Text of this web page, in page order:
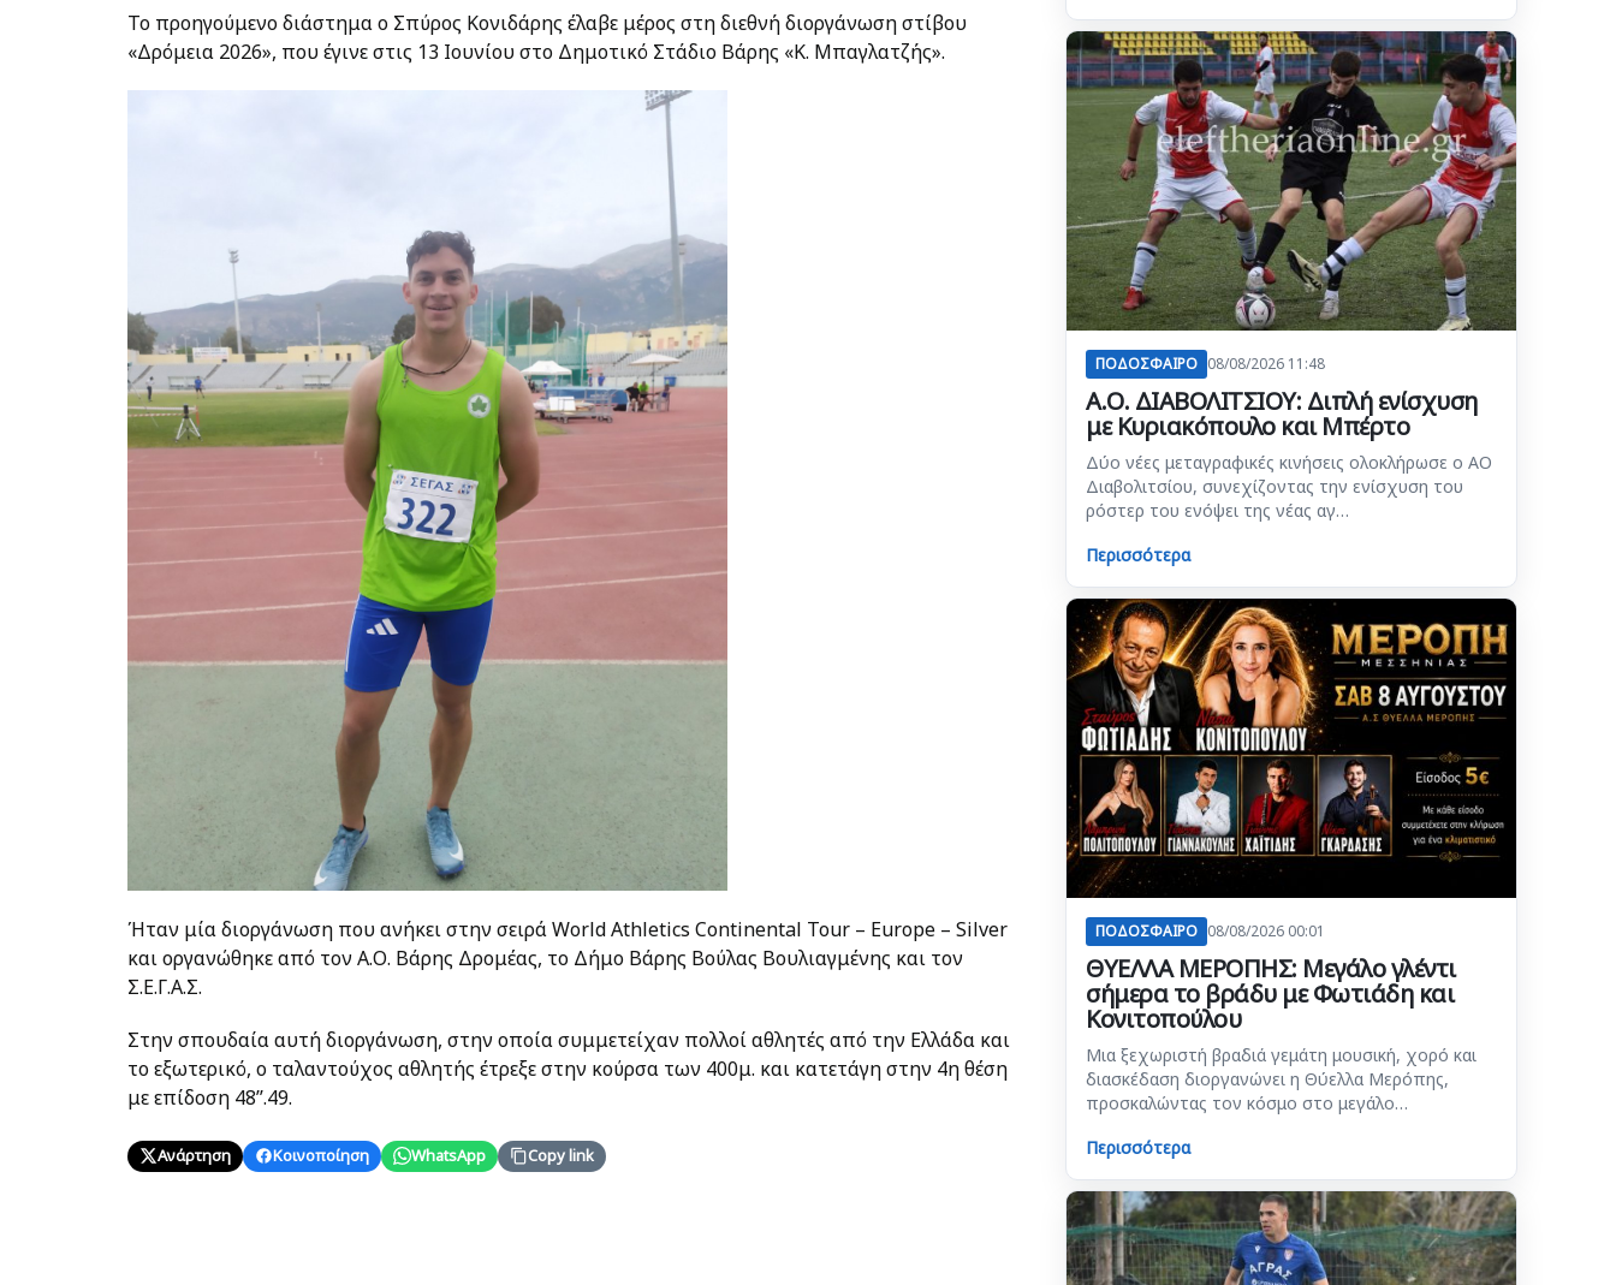
Το προηγούμενο διάστημα ο Σπύρος Κονιδάρης έλαβε μέρος στη διεθνή διοργάνωση στίβου
«Δρόμεια 2026», που έγινε στις 13 Ιουνίου στο Δημοτικό Στάδιο Βάρης «Κ. Μπαγλατζής».
Ήταν μία διοργάνωση που ανήκει στην σειρά World Athletics Continental Tour – Europe – Silver
και οργανώθηκε από τον Α.Ο. Βάρης Δρομέας, το Δήμο Βάρης Βούλας Βουλιαγμένης και τον
Σ.Ε.Γ.Α.Σ.
Στην σπουδαία αυτή διοργάνωση, στην οποία συμμετείχαν πολλοί αθλητές από την Ελλάδα και
το εξωτερικό, ο ταλαντούχος αθλητής έτρεξε στην κούρσα των 400μ. και κατετάγη στην 4η θέση
με επίδοση 48’’.49.
Ανάρτηση Κοινοποίηση WhatsApp Copy link
ΠΟΔΟΣΦΑΙΡΟ 08/08/2026 11:48
Α.Ο. ΔΙΑΒΟΛΙΤΣΙΟΥ: Διπλή ενίσχυση
με Κυριακόπουλο και Μπέρτο
Δύο νέες μεταγραφικές κινήσεις ολοκλήρωσε ο ΑΟ
Διαβολιτσίου, συνεχίζοντας την ενίσχυση του
ρόστερ του ενόψει της νέας αγ…
Περισσότερα
ΠΟΔΟΣΦΑΙΡΟ 08/08/2026 00:01
ΘΥΕΛΛΑ ΜΕΡΟΠΗΣ: Μεγάλο γλέντι
σήμερα το βράδυ με Φωτιάδη και
Κονιτοπούλου
Μια ξεχωριστή βραδιά γεμάτη μουσική, χορό και
διασκέδαση διοργανώνει η Θύελλα Μερόπης,
προσκαλώντας τον κόσμο στο μεγάλο…
Περισσότερα